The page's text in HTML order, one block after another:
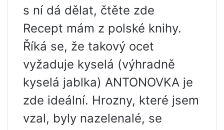
s ní dá dělat, čtěte zde
Recept mám z polské knihy.
Říká se, že takový ocet
vyžaduje kyselá (výhradně
kyselá jablka) ANTONOVKA je
zde ideální. Hrozny, které jsem
vzal, byly nazelenalé, se